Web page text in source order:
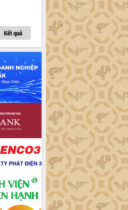
Kết quả